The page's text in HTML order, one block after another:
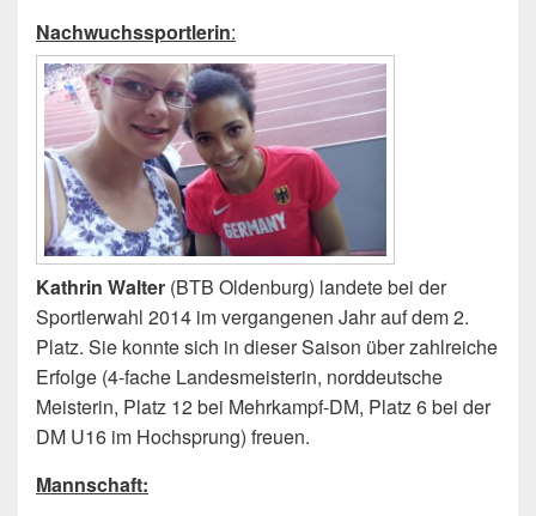
Nachwuchssportlerin:
Kathrin Walter (BTB Oldenburg) landete bei der
Sportlerwahl 2014 im vergangenen Jahr auf dem 2.
Platz. Sie konnte sich in dieser Saison über zahlreiche
Erfolge (4-fache Landesmeisterin, norddeutsche
Meisterin, Platz 12 bei Mehrkampf-DM, Platz 6 bei der
DM U16 im Hochsprung) freuen.
Mannschaft: